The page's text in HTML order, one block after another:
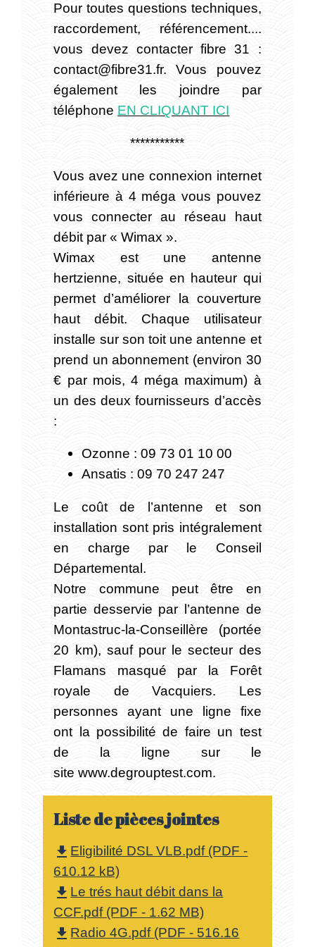
Pour toutes questions techniques,
raccordement, référencement....
vous devez contacter fibre 31 :
contact@fibre31.fr. Vous pouvez
également les joindre par
téléphone EN CLIQUANT ICI
***********
Vous avez une connexion internet
inférieure à 4 méga vous pouvez
vous connecter au réseau haut
débit par « Wimax ».
Wimax est une antenne
hertzienne, située en hauteur qui
permet d’améliorer la couverture
haut débit. Chaque utilisateur
installe sur son toit une antenne et
prend un abonnement (environ 30
€ par mois, 4 méga maximum) à
un des deux fournisseurs d’accès
:
Ozonne : 09 73 01 10 00
Ansatis : 09 70 247 247
Le coût de l’antenne et son
installation sont pris intégralement
en charge par le Conseil
Départemental.
Notre commune peut être en
partie desservie par l’antenne de
Montastruc-la-Conseillère (portée
20 km), sauf pour le secteur des
Flamans masqué par la Forêt
royale de Vacquiers. Les
personnes ayant une ligne fixe
ont la possibilité de faire un test
de la ligne sur le
site www.degrouptest.com.
Liste de pièces jointes
file_downloadEligibilité DSL VLB.pdf (PDF -
610.12 kB)
file_downloadLe trés haut débit dans la
CCF.pdf (PDF - 1.62 MB)
file_downloadRadio 4G.pdf (PDF - 516.16